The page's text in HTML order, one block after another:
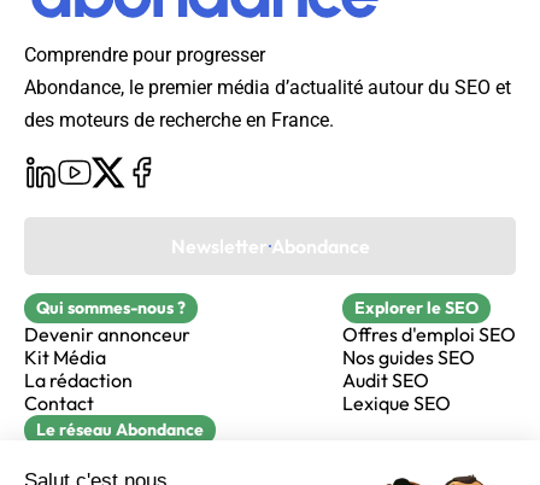
Comprendre pour progresser
Abondance, le premier média d’actualité autour du SEO et
des moteurs de recherche en France.
Newsletter Abondance
Qui sommes-nous ?
Devenir annonceur
Kit Média
La rédaction
Contact
Explorer le SEO
Offres d'emploi SEO
Nos guides SEO
Audit SEO
Lexique SEO
Le réseau Abondance
Réacteur